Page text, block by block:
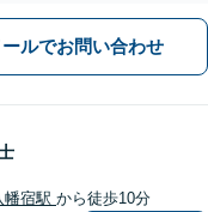
ールでお問い合わせ
幡宿駅 から徒歩10分